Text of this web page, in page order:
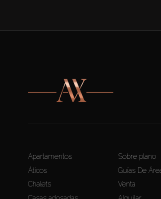
Apartamentos
Áticos
Chalets
Sobre plano
Guías De
Venta